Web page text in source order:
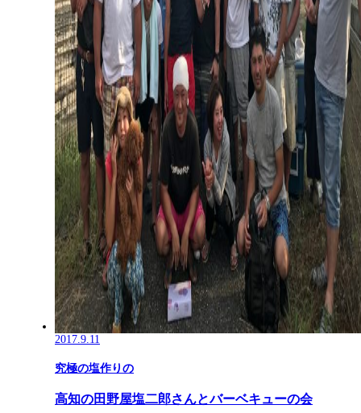
2017.9.11
究極の塩作りの
高知の田野屋塩二郎さんとバーベキューの会